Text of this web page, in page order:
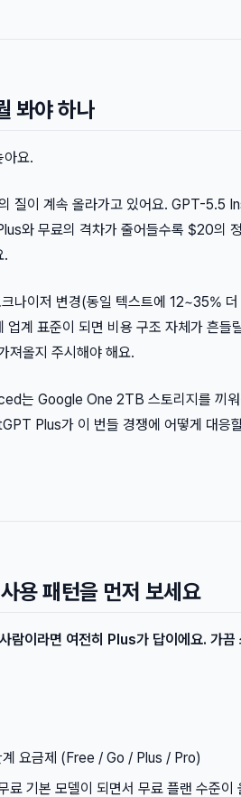
봐야 하나
아요.
질이 계속 올라가고 있어요. GPT-5.5
와 무료의 격차가 줄어들수록 $20의
.
나이저 변경(동일 텍스트에 12~35%
업계 표준이 되면 비용 구조 자체가 흔들
져올지 주시해야 해요.
는 Google One 2TB 스토리지를 끼워
Plus가 이 번들 경쟁에 어떻게 대응
용 패턴을 먼저 보세요
람이라면 여전히 Plus가 답이에요. 가끔
요금제 (Free / Go / Plus / Pro)
기본 모델이 되면서 무료 플랜 수준이